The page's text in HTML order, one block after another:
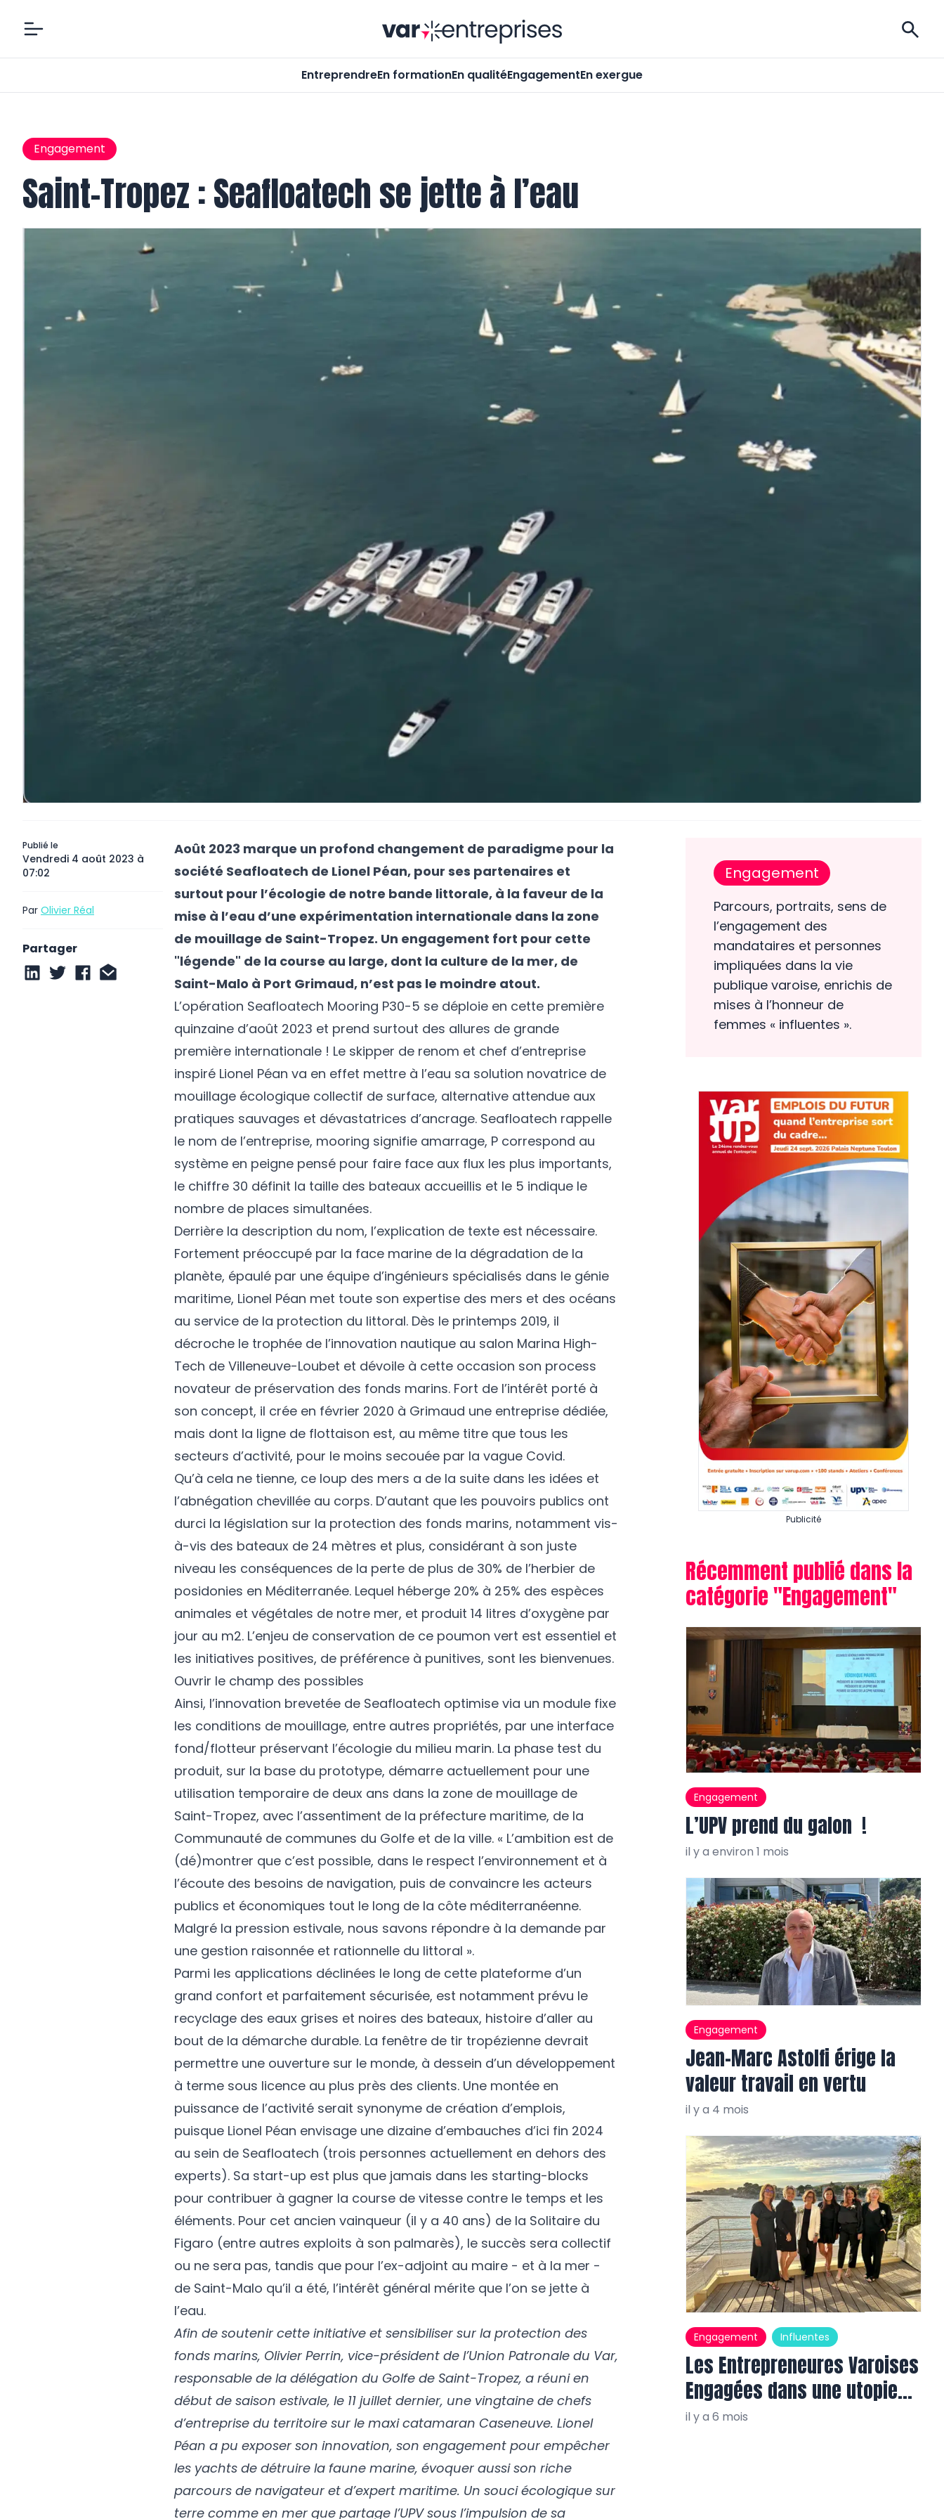
Var-Entreprises
EntreprendreEn formationEn qualitéEngagementEn exergue
Engagement
Saint-Tropez : Seafloatech se jette à l’eau
Publié le
Vendredi 4 août 2023 à
07:02
Par Olivier Réal
Partager
Août 2023 marque un profond changement de paradigme pour la
société Seafloatech de Lionel Péan, pour ses partenaires et
surtout pour l’écologie de notre bande littorale, à la faveur de la
mise à l’eau d’une expérimentation internationale dans la zone
de mouillage de Saint-Tropez. Un engagement fort pour cette
"légende" de la course au large, dont la culture de la mer, de
Saint-Malo à Port Grimaud, n’est pas le moindre atout.
L’opération Seafloatech Mooring P30-5 se déploie en cette première
quinzaine d’août 2023 et prend surtout des allures de grande
première internationale ! Le skipper de renom et chef d’entreprise
inspiré Lionel Péan va en effet mettre à l’eau sa solution novatrice de
mouillage écologique collectif de surface, alternative attendue aux
pratiques sauvages et dévastatrices d’ancrage. Seafloatech rappelle
le nom de l’entreprise, mooring signifie amarrage, P correspond au
système en peigne pensé pour faire face aux flux les plus importants,
le chiffre 30 définit la taille des bateaux accueillis et le 5 indique le
nombre de places simultanées.
Derrière la description du nom, l’explication de texte est nécessaire.
Fortement préoccupé par la face marine de la dégradation de la
planète, épaulé par une équipe d’ingénieurs spécialisés dans le génie
maritime, Lionel Péan met toute son expertise des mers et des océans
au service de la protection du littoral. Dès le printemps 2019, il
décroche le trophée de l’innovation nautique au salon Marina High-
Tech de Villeneuve-Loubet et dévoile à cette occasion son process
novateur de préservation des fonds marins. Fort de l’intérêt porté à
son concept, il crée en février 2020 à Grimaud une entreprise dédiée,
mais dont la ligne de flottaison est, au même titre que tous les
secteurs d’activité, pour le moins secouée par la vague Covid.
Qu’à cela ne tienne, ce loup des mers a de la suite dans les idées et
l’abnégation chevillée au corps. D’autant que les pouvoirs publics ont
durci la législation sur la protection des fonds marins, notamment vis-
à-vis des bateaux de 24 mètres et plus, considérant à son juste
niveau les conséquences de la perte de plus de 30% de l’herbier de
posidonies en Méditerranée. Lequel héberge 20% à 25% des espèces
animales et végétales de notre mer, et produit 14 litres d’oxygène par
jour au m2. L’enjeu de conservation de ce poumon vert est essentiel et
les initiatives positives, de préférence à punitives, sont les bienvenues.
Ouvrir le champ des possibles
Ainsi, l’innovation brevetée de Seafloatech optimise via un module fixe
les conditions de mouillage, entre autres propriétés, par une interface
fond/flotteur préservant l’écologie du milieu marin. La phase test du
produit, sur la base du prototype, démarre actuellement pour une
utilisation temporaire de deux ans dans la zone de mouillage de
Saint-Tropez, avec l’assentiment de la préfecture maritime, de la
Communauté de communes du Golfe et de la ville. « L’ambition est de
(dé)montrer que c’est possible, dans le respect l’environnement et à
l’écoute des besoins de navigation, puis de convaincre les acteurs
publics et économiques tout le long de la côte méditerranéenne.
Malgré la pression estivale, nous savons répondre à la demande par
une gestion raisonnée et rationnelle du littoral ».
Parmi les applications déclinées le long de cette plateforme d’un
grand confort et parfaitement sécurisée, est notamment prévu le
recyclage des eaux grises et noires des bateaux, histoire d’aller au
bout de la démarche durable. La fenêtre de tir tropézienne devrait
permettre une ouverture sur le monde, à dessein d’un développement
à terme sous licence au plus près des clients. Une montée en
puissance de l’activité serait synonyme de création d’emplois,
puisque Lionel Péan envisage une dizaine d’embauches d’ici fin 2024
au sein de Seafloatech (trois personnes actuellement en dehors des
experts). Sa start-up est plus que jamais dans les starting-blocks
pour contribuer à gagner la course de vitesse contre le temps et les
éléments. Pour cet ancien vainqueur (il y a 40 ans) de la Solitaire du
Figaro (entre autres exploits à son palmarès), le succès sera collectif
ou ne sera pas, tandis que pour l’ex-adjoint au maire - et à la mer -
de Saint-Malo qu’il a été, l’intérêt général mérite que l’on se jette à
l’eau.
Afin de soutenir cette initiative et sensibiliser sur la protection des
fonds marins, Olivier Perrin, vice-président de l’Union Patronale du Var,
responsable de la délégation du Golfe de Saint-Tropez, a réuni en
début de saison estivale, le 11 juillet dernier, une vingtaine de chefs
d’entreprise du territoire sur le maxi catamaran Caseneuve. Lionel
Péan a pu exposer son innovation, son engagement pour empêcher
les yachts de détruire la faune marine, évoquer aussi son riche
parcours de navigateur et d’expert maritime. Un souci écologique sur
terre comme en mer que partage l’UPV sous l’impulsion de sa
Engagement
Parcours, portraits, sens de
l’engagement des
mandataires et personnes
impliquées dans la vie
publique varoise, enrichis de
mises à l’honneur de
femmes « influentes ».
Publicité
Récemment publié dans la
catégorie "Engagement"
Engagement
L’UPV prend du galon !
il y a environ 1 mois
Engagement
Jean-Marc Astolfi érige la
valeur travail en vertu
il y a 4 mois
Engagement Influentes
Les Entrepreneures Varoises
Engagées dans une utopie
réaliste
il y a 6 mois